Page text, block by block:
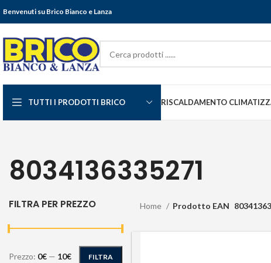
Benvenuti su Brico Bianco e Lanza
TUTTI I PRODOTTI BRICO RISCALDAMENTO
8034136335271
FILTRA PER PREZZO
FILTRA
Prezzo: 0€ — 10€
Home Prodotto EAN